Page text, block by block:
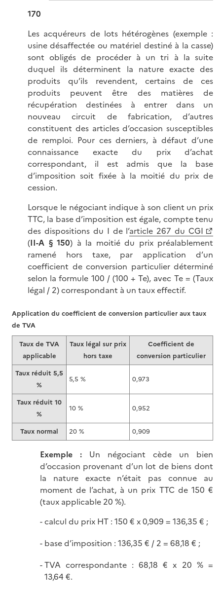
170
Les acquéreurs de lots hétérogènes (exemple :
usine désaffectée ou matériel destiné à la casse)
sont obligés de procéder à un tri à la suite
duquel ils déterminent la nature exacte des
produits qu’ils revendent, certains de ces
produits peuvent être des matières de
récupération destinées à entrer dans un
nouveau circuit de fabrication, d’autres
constituent des articles d’occasion susceptibles
de remploi. Pour ces derniers, à défaut d’une
connaissance exacte du prix d’achat
correspondant, il est admis que la base
d’imposition soit fixée à la moitié du prix de
cession.
Lorsque le négociant indique à son client un prix
TTC, la base d’imposition est égale, compte tenu
des dispositions du I de l’article 267 du CGI
(II-A § 150) à la moitié du prix préalablement
ramené hors taxe, par application d’un
coefficient de conversion particulier déterminé
selon la formule 100 / (100 + Te), avec Te = (Taux
légal / 2) correspondant à un taux effectif.
Application du coefficient de conversion particulier aux taux
de TVA
Taux de TVA
applicable
Taux légal sur prix
hors taxe
Coefficient de
conversion particulier
Taux réduit 5,5
%
5,5 % 0,973
Taux réduit 10
%
10 % 0,952
Taux normal 20 % 0,909
Exemple :Un négociant cède un bien
d’occasion provenant d’un lot de biens dont
la nature exacte n’était pas connue au
moment de l’achat, à un prix TTC de 150 €
(taux applicable 20 %).
calcul du prix HT : 150 € x 0,909 = 136,35 € ;
base d’imposition : 136,35 € / 2 = 68,18 € ;
TVA correspondante : 68,18 € x 20 % =
13,64 €.